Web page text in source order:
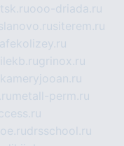
ooo-driada.ru
siterem.ru
grinox.ru
kameryjooan.ru
metall-perm.ru
drsschool.ru